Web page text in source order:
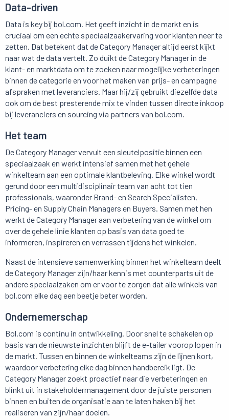
Data-driven
Data is key bij bol.com. Het geeft inzicht in de markt en is
cruciaal om een echte speciaalzaakervaring voor klanten neer te
zetten. Dat betekent dat de Category Manager altijd eerst kijkt
naar wat de data vertelt. Zo duikt de Category Manager in de
klant- en marktdata om te zoeken naar mogelijke verbeteringen
binnen de categorie en voor het maken van prijs- en campagne
afspraken met leveranciers. Maar hij/zij gebruikt diezelfde data
ook om de best presterende mix te vinden tussen directe inkoop
bij leveranciers en sourcing via partners van bol.com.
Het team
De Category Manager vervult een sleutelpositie binnen een
speciaalzaak en werkt intensief samen met het gehele
winkelteam aan een optimale klantbeleving. Elke winkel wordt
gerund door een multidisciplinair team van acht tot tien
professionals, waaronder Brand- en Search Specialisten,
Pricing- en Supply Chain Managers en Buyers. Samen met hen
werkt de Category Manager aan verbetering van de winkel om
over de gehele linie klanten op basis van data goed te
informeren, inspireren en verrassen tijdens het winkelen.
Naast de intensieve samenwerking binnen het winkelteam deelt
de Category Manager zijn/haar kennis met counterparts uit de
andere speciaalzaken om er voor te zorgen dat alle winkels van
bol.com elke dag een beetje beter worden.
Ondernemerschap
Bol.com is continu in ontwikkeling. Door snel te schakelen op
basis van de nieuwste inzichten blijft de e-tailer voorop lopen in
de markt. Tussen en binnen de winkelteams zijn de lijnen kort,
waardoor verbetering elke dag binnen handbereik ligt. De
Category Manager zoekt proactief naar die verbeteringen en
blinkt uit in stakeholdermanagement door de juiste personen
binnen en buiten de organisatie aan te laten haken bij het
realiseren van zijn/haar doelen.